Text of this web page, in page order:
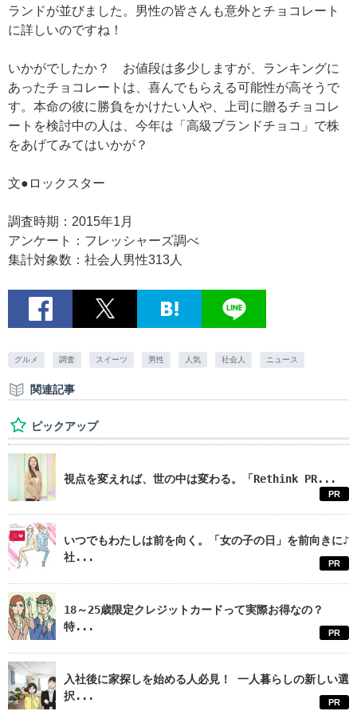
ランドが並びました。男性の皆さんも意外とチョコレート
に詳しいのですね！
いかがでしたか？ お値段は多少しますが、ランキングに
あったチョコレートは、喜んでもらえる可能性が高そうで
す。本命の彼に勝負をかけたい人や、上司に贈るチョコレ
ートを検討中の人は、今年は「高級ブランドチョコ」で株
をあげてみてはいかが？
文●ロックスター
調査時期：2015年1月
アンケート：フレッシャーズ調べ
集計対象数：社会人男性313人
グルメ 調査 スイーツ 男性 人気 社会人 ニュース
関連記事
ピックアップ
視点を変えれば、世の中は変わる。「Rethink PR...
PR
いつでもわたしは前を向く。「女の子の日」を前向きに♪
社...
PR
18～25歳限定クレジットカードって実際お得なの？
特...
PR
入社後に家探しを始める人必見！ 一人暮らしの新しい選
択...
PR